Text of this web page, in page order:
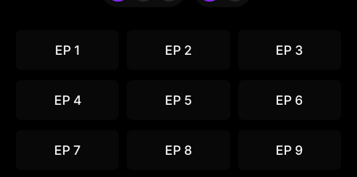
EP 1 EP 2 EP 3
EP 4 EP 5 EP 6
EP 7 EP 8 EP 9